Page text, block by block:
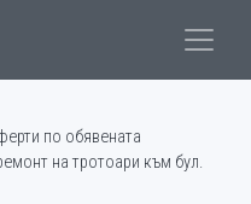
по обявената
на тротоари към бул.